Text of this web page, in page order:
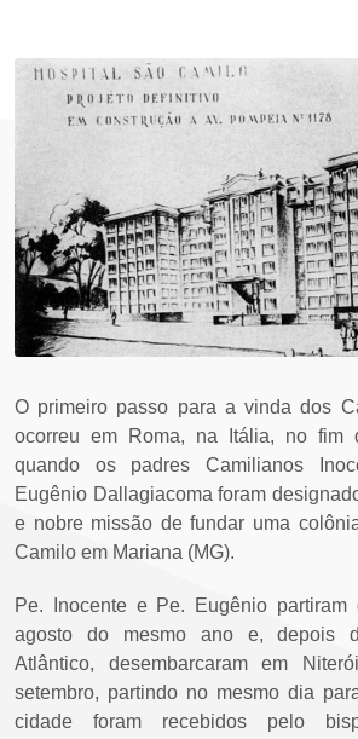
O primeiro passo para a vinda dos
ocorreu em Roma, na Itália, no fim
quando os padres Camilianos
Eugênio Dallagiacoma foram
e nobre missão de fundar uma
Camilo em Mariana (MG).
Pe. Inocente e Pe. Eugênio
agosto do mesmo ano e, depois
Atlântico, desembarcaram em
setembro, partindo no mesmo dia
cidade foram recebidos pelo